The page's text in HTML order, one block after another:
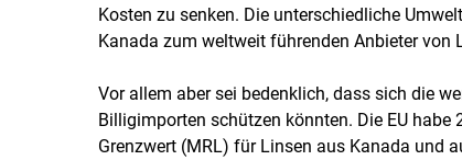
Kosten zu senken. Die unterschiedliche
Kanada zum weltweit führenden Anbieter von
Vor allem aber sei bedenklich, dass sich die
Billigimporten schützen könnten. Die EU
Grenzwert (MRL) für Linsen aus Kanada und